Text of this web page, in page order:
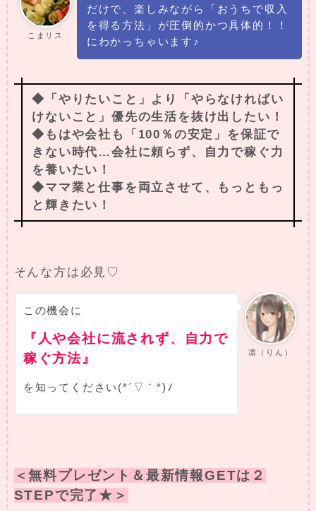
こまリス
だけで、楽しみながら「おうちで収入
を得る方法」が圧倒的かつ具体的！！
にわかっちゃいます♪
◆「やりたいこと」より「やらなければい
けないこと」優先の生活を抜け出したい！
◆もはや会社も「100％の安定」を保証で
きない時代…会社に頼らず、自力で稼ぐ力
を養いたい！
◆ママ業と仕事を両立させて、もっともっ
と輝きたい！
そんな方は必見♡
凛（りん）
この機会に
『人や会社に流されず、自力で
稼ぐ方法』
を知ってください(*´▽｀*)ﾉ
＜無料プレゼント＆最新情報GETは２
STEPで完了★＞